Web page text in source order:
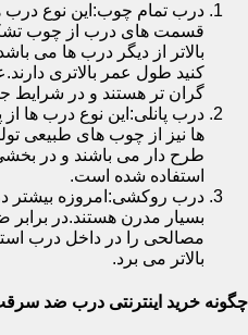
درب تمام چوب:این نوع درب
قسمت های درب از چوب
بالاتر از دیگر درب ها می
کنید طول عمر بالاتری
گران تر هستند و در
درب پانلی:این نوع درب ها
ها نیز از چوب های طبیعی
طرح دار می باشند و در
استفاده شده است.
درب روکشی:امروزه بیشتر
بسیار مدرن هستند.در برابر
مصالحی را در داخل درب
بالاتر می برد.
چگونه خرید اینترنتی درب ضد